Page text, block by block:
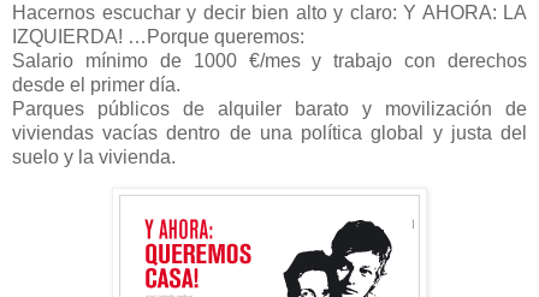
Hacernos escuchar y decir bien alto y claro: Y AHORA: LA
IZQUIERDA! …Porque queremos:
Salario mínimo de 1000 €/mes y trabajo con derechos
desde el primer día.
Parques públicos de alquiler barato y movilización de
viviendas vacías dentro de una política global y justa del
suelo y la vivienda.